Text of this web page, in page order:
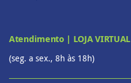
Atendimento | LOJA VIRTUAL
(seg. a sex., 8h às 18h)